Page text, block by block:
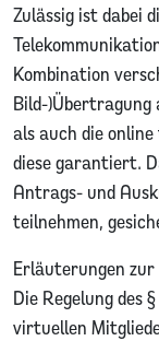
Zulässig ist dabei
Kombination
Bild-)Übertragung
als auch die
diese garantiert.
Antrags- und
teilnehmen,
Erläuterungen zur
Die Regelung des
virtuellen